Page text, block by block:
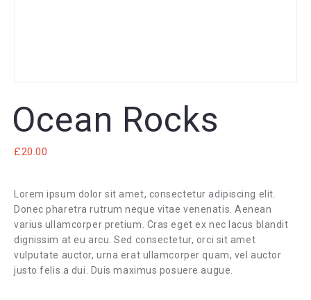
Ocean Rocks
£20.00
Lorem ipsum dolor sit amet, consectetur adipiscing elit.
Donec pharetra rutrum neque vitae venenatis. Aenean
varius ullamcorper pretium. Cras eget ex nec lacus blandit
dignissim at eu arcu. Sed consectetur, orci sit amet
vulputate auctor, urna erat ullamcorper quam, vel auctor
justo felis a dui. Duis maximus posuere augue.